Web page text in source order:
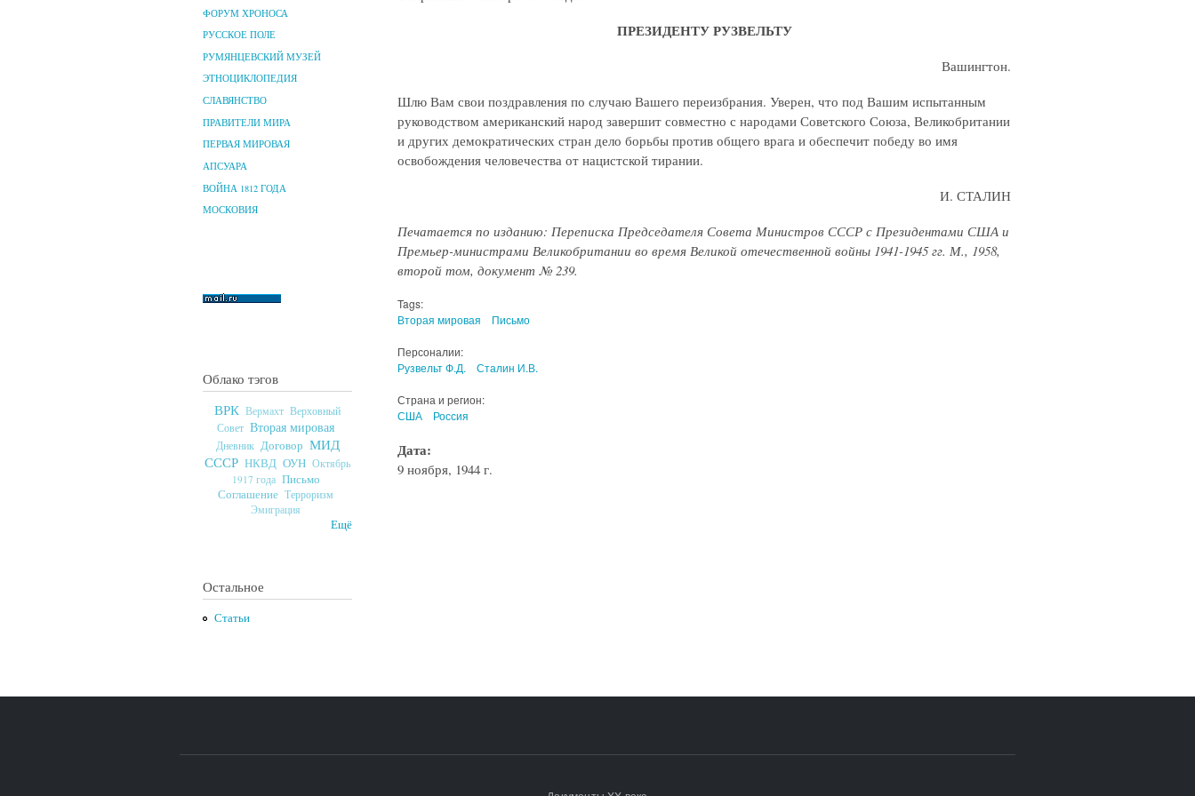
ФОРУМ ХРОНОСА
РУССКОЕ ПОЛЕ
РУМЯНЦЕВСКИЙ МУЗЕЙ
ЭТНОЦИКЛОПЕДИЯ
СЛАВЯНСТВО
ПРАВИТЕЛИ МИРА
ПЕРВАЯ МИРОВАЯ
АПСУАРА
ВОЙНА 1812 ГОДА
МОСКОВИЯ
Облако тэгов
ВРК Вермахт Верховный
Совет Вторая мировая
Дневник Договор МИД
СССР НКВД ОУН Октябрь
1917 года Письмо
Соглашение Терроризм
Эмиграция
Ещё
Остальное
Статьи
ПРЕЗИДЕНТУ РУЗВЕЛЬТУ
Вашингтон.
Шлю Вам свои поздравления по случаю Вашего переизбрания. Уверен, что под Вашим испытанным
руководством американский народ завершит совместно с народами Советского Союза, Великобритании
и других демократических стран дело борьбы против общего врага и обеспечит победу во имя
освобождения человечества от нацистской тирании.
И. СТАЛИН
Печатается по изданию: Переписка Председателя Совета Министров СССР с Президентами США и
Премьер-министрами Великобритании во время Великой отечественной войны 1941-1945 гг. М., 1958,
второй том, документ № 239.
Tags:
Вторая мировая
Письмо
Персоналии:
Рузвельт Ф.Д.
Сталин И.В.
Страна и регион:
США
Россия
Дата:
9 ноября, 1944 г.